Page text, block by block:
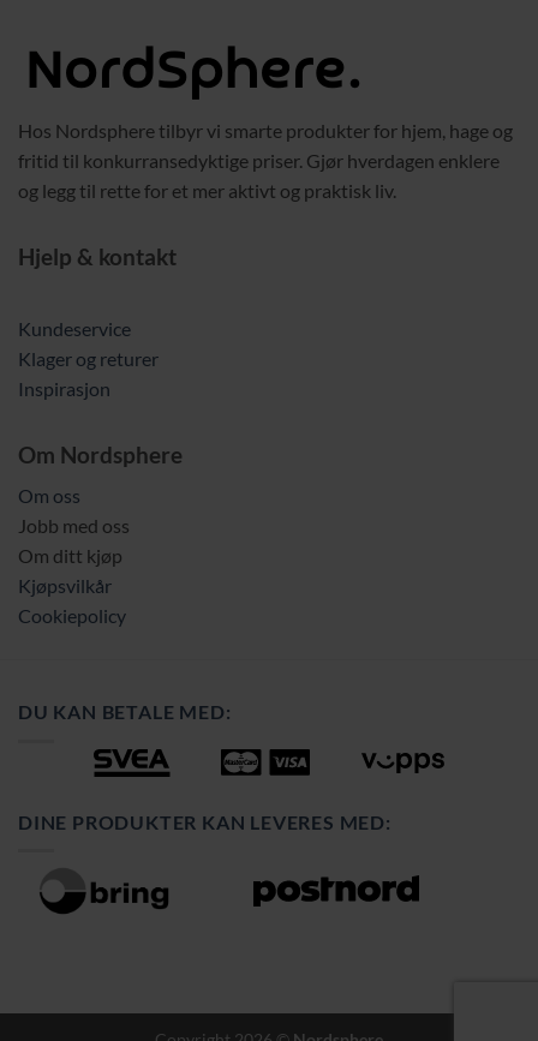
Hos Nordsphere tilbyr vi smarte produkter for hjem, hage og
fritid til konkurransedyktige priser. Gjør hverdagen enklere
og legg til rette for et mer aktivt og praktisk liv.
Hjelp & kontakt
Kundeservice
Klager og returer
Inspirasjon
Om Nordsphere
Om oss
Jobb med oss
Om ditt kjøp
Kjøpsvilkår
Cookiepolicy
DU KAN BETALE MED:
DINE PRODUKTER KAN LEVERES MED: